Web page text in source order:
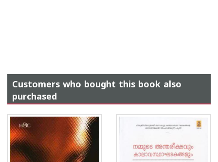
Customers who bought this book also
purchased